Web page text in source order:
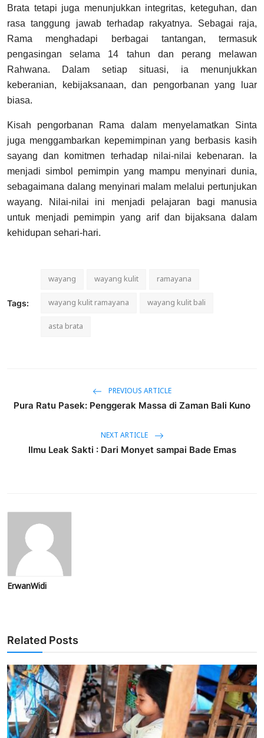
Brata tetapi juga menunjukkan integritas, keteguhan, dan
rasa tanggung jawab terhadap rakyatnya. Sebagai raja,
Rama menghadapi berbagai tantangan, termasuk
pengasingan selama 14 tahun dan perang melawan
Rahwana. Dalam setiap situasi, ia menunjukkan
keberanian, kebijaksanaan, dan pengorbanan yang luar
biasa.
Kisah pengorbanan Rama dalam menyelamatkan Sinta
juga menggambarkan kepemimpinan yang berbasis kasih
sayang dan komitmen terhadap nilai-nilai kebenaran. Ia
menjadi simbol pemimpin yang mampu menyinari dunia,
sebagaimana dalang menyinari malam melalui pertunjukan
wayang. Nilai-nilai ini menjadi pelajaran bagi manusia
untuk menjadi pemimpin yang arif dan bijaksana dalam
kehidupan sehari-hari.
Tags:
wayang wayang kulit
ramayana
wayang kulit ramayana
wayang kulit bali
asta brata
PREVIOUS ARTICLE
Pura Ratu Pasek: Penggerak Massa di Zaman Bali Kuno
NEXT ARTICLE
Ilmu Leak Sakti : Dari Monyet sampai Bade Emas
ErwanWidi
Related Posts